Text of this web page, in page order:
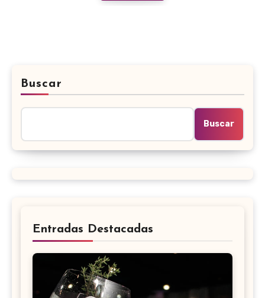
Buscar
Buscar
Entradas Destacadas